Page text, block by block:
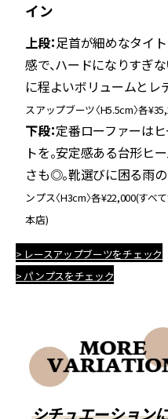
イン
上段：足首が細めなタイ
感で、ハードになりすぎ
に程よいボリュームとレ
スアップブーツ〈H5.5cm〉各
下段：定番ローファーは
トを。安定感ある台形ヒ
さも◎。靴選びに困る雨
ンプス〈H3cm〉各¥22,000(す
本店)
> レースアップブーツをチェック
> パンプスをチェック
シチュエーション